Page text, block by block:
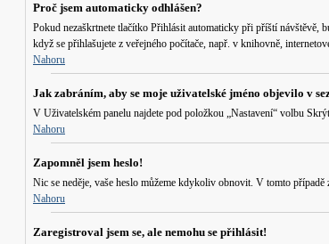
Proč jsem automaticky odhlášen?
Pokud nezaškrtnete tlačítko Přihlásit automaticky při příští návštěvě,
když se přihlašujete z veřejného počítače, např. v knihovně,
Nahoru
Jak zabráním, aby se moje uživatelské jméno objevilo v
V Uživatelském panelu najdete pod položkou „Nastavení“ volbu
Nahoru
Zapomněl jsem heslo!
Nic se neděje, vaše heslo můžeme kdykoliv obnovit. V tomto případě
Nahoru
Zaregistroval jsem se, ale nemohu se přihlásit!